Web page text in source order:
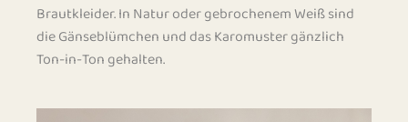
Brautkleider. In Natur oder gebrochenem Weiß sind
die Gänseblümchen und das Karomuster gänzlich
Ton-in-Ton gehalten.